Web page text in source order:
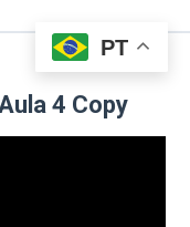
4 Copy
PT